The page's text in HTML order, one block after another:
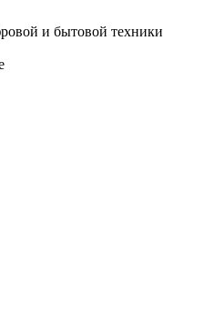
и бытовой техники